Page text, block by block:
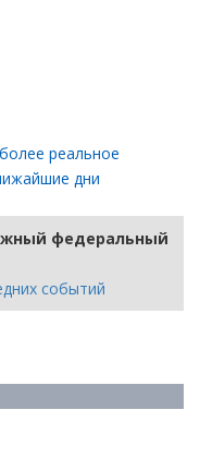
реальное
дни
федеральный
событий